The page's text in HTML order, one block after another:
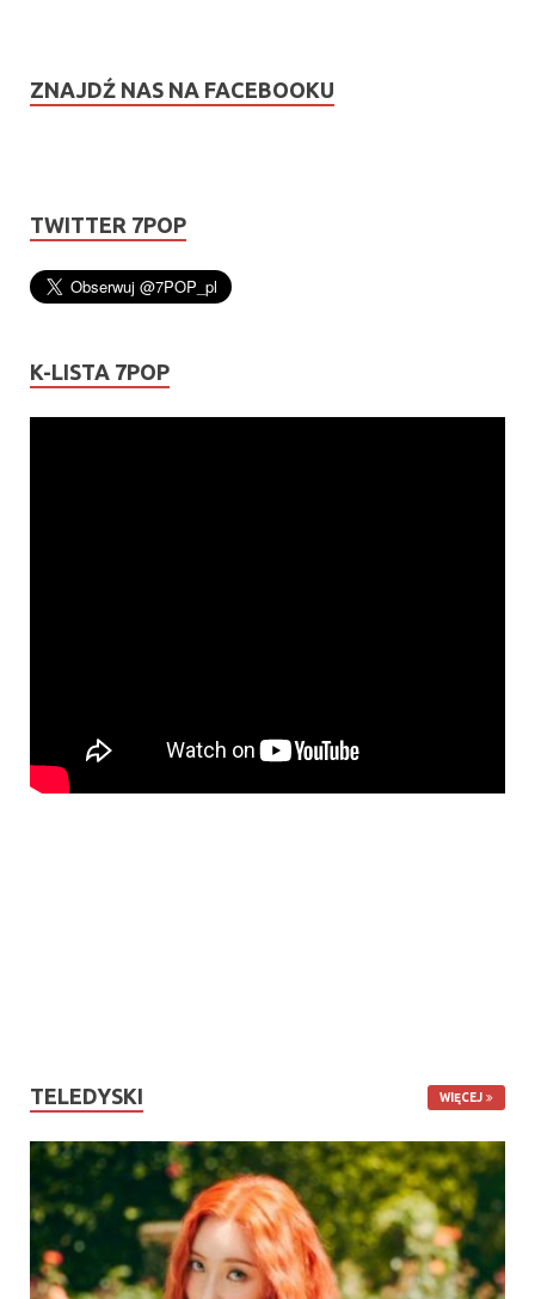
ZNAJDŹ NAS NA FACEBOOKU
TWITTER 7POP
K-LISTA 7POP
TELEDYSKI WIĘCEJ